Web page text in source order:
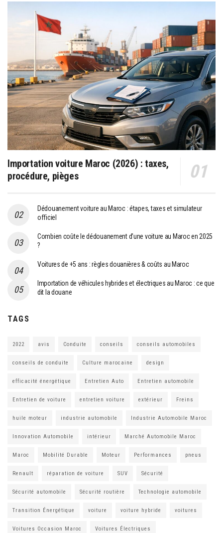
Importation voiture Maroc (2026) : taxes,
procédure, pièges
Dédouanement voiture au Maroc : étapes, taxes et simulateur
officiel
Combien coûte le dédouanement d’une voiture au Maroc en 2025
?
Voitures de +5 ans : règles douanières & coûts au Maroc
Importation de véhicules hybrides et électriques au Maroc : ce que
dit la douane
TAGS
2022 avis Conduite conseils conseils automobiles
conseils de conduite Culture marocaine design
efficacité énergétique Entretien Auto Entretien automobile
Entretien de voiture entretien voiture extérieur Freins
huile moteur industrie automobile Industrie Automobile Maroc
Innovation Automobile intérieur Marché Automobile Maroc
Maroc Mobilité Durable Moteur Performances pneus
Renault réparation de voiture SUV Sécurité
Sécurité automobile Sécurité routière Technologie automobile
Transition Énergétique voiture voiture hybride voitures
Voitures Occasion Maroc Voitures Électriques